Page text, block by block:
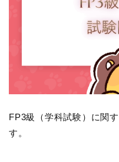
FP3級（学科試験）に関
す。